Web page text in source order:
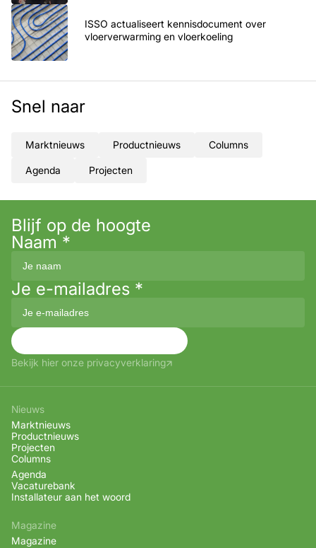
ISSO actualiseert kennisdocument over
vloerverwarming en vloerkoeling
Snel naar
Marktnieuws Productnieuws Columns
Agenda Projecten
Blijf op de hoogte
Naam *
Je e-mailadres *
Bekijk hier onze privacyverklaring
Nieuws
Marktnieuws
Productnieuws
Projecten
Columns
Agenda
Vacaturebank
Installateur aan het woord
Magazine
Magazine